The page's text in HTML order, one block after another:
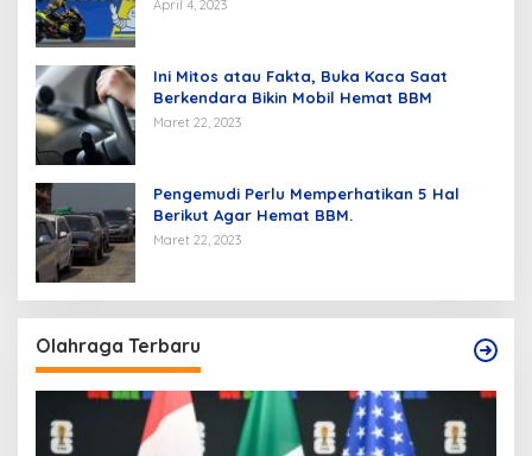
April 4, 2023
Ini Mitos atau Fakta, Buka Kaca Saat
Berkendara Bikin Mobil Hemat BBM
Maret 22, 2023
Pengemudi Perlu Memperhatikan 5 Hal
Berikut Agar Hemat BBM.
Maret 22, 2023
Olahraga Terbaru